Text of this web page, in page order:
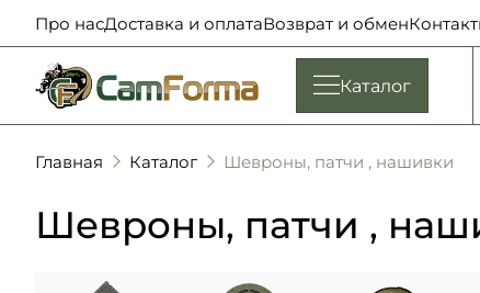
Про насДоставка и оплатаВозврат и обмен
Каталог
Главная Каталог Шевроны, патчи , нашивки
Шевроны, патчи ,